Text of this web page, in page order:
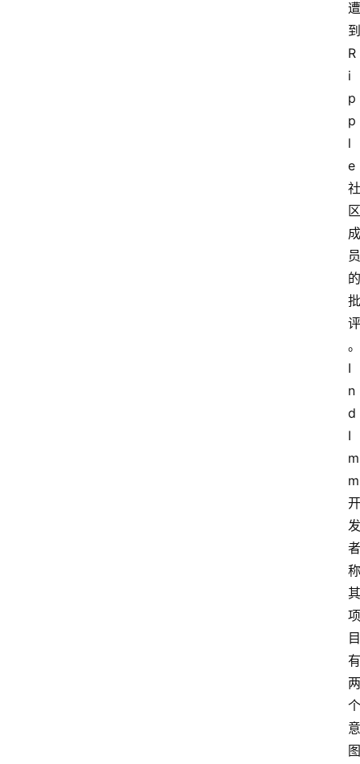
遭
到
R
i
p
p
l
e
社
区
成
员
的
批
评
。
I
n
d
I
m
m
开
发
者
称
其
项
目
有
两
个
意
图